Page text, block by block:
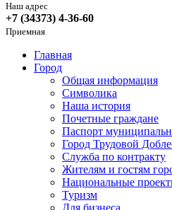
Наш адрес
+7 (34373) 4-36-60
Приемная
Главная
Город
Общая информация
Символика
Наша история
Почетные граждане
Паспорт
Город Трудовой
Служба по контракту
Жителям и гостям
Национальные
Туризм
Для бизнеса